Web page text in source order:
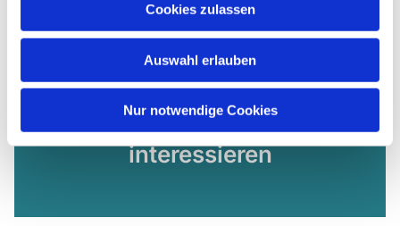
Cookies zulassen
Auswahl erlauben
Nur notwendige Cookies
Dies könnte Sie auch
interessieren